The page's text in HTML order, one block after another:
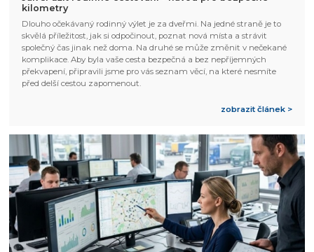
kilometry
Dlouho očekávaný rodinný výlet je za dveřmi. Na jedné straně je to
skvělá příležitost, jak si odpočinout, poznat nová místa a strávit
společný čas jinak než doma. Na druhé se může změnit v nečekané
komplikace. Aby byla vaše cesta bezpečná a bez nepříjemných
překvapení, připravili jsme pro vás seznam věcí, na které nesmíte
před delší cestou zapomenout.
zobrazit článek >